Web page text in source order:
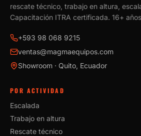
rescate técnico, trabajo en altura,
Capacitación ITRA certificada. 16+
+593 98 068 9215
ventas@magmaequipos.com
Showroom · Quito, Ecuador
POR ACTIVIDAD
Escalada
Trabajo en altura
Rescate técnico